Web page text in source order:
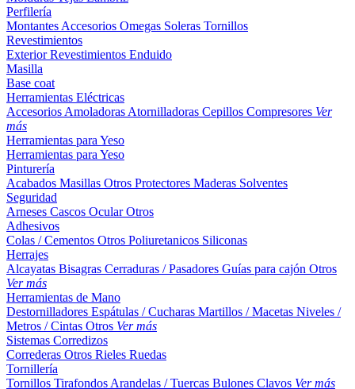
Perfilería
Montantes Accesorios Omegas Soleras Tornillos
Revestimientos
ExteriorRevestimientos Enduido
Masilla
Base coat
Herramientas Eléctricas
Accesorios Amoladoras Atornilladoras Cepillos Compresores Ver
más
Herramientas para Yeso
Herramientas para Yeso
Pinturería
Acabados Masillas Otros Protectores Maderas Solventes
Seguridad
Arneses Cascos OcularOtros
Adhesivos
Colas / Cementos Otros Poliuretanicos Siliconas
Herrajes
Alcayatas Bisagras Cerraduras / Pasadores Guías para cajón Otros
Ver más
Herramientas de Mano
Destornilladores Espátulas / Cucharas Martillos / Macetas Niveles /
Metros / Cintas Otros Ver más
Sistemas Corredizos
Correderas Otros Rieles Ruedas
Tornillería
Tornillos Tirafondos Arandelas / Tuercas Bulones Clavos Ver más